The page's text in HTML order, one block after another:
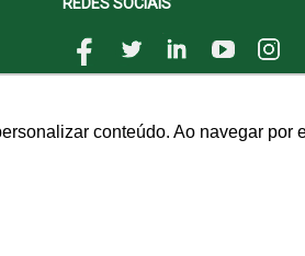
conteúdo. Ao navegar por